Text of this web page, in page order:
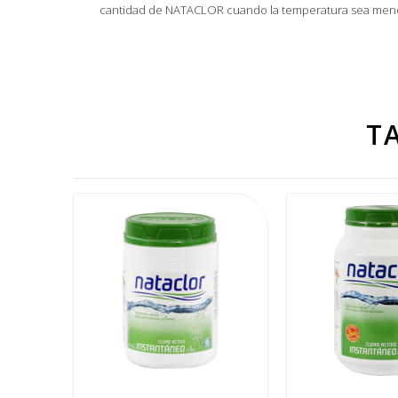
cantidad de NATACLOR cuando la temperatura sea